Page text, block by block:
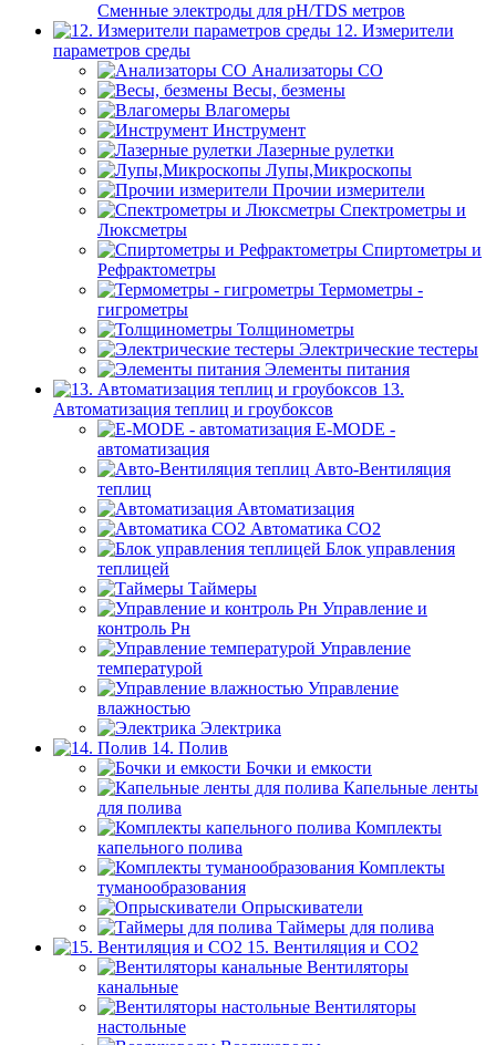
Сменные электроды для pH/TDS метров
12. Измерители
параметров среды
Анализаторы CO
Весы, безмены
Влагомеры
Инструмент
Лазерные рулетки
Лупы,Микроскопы
Прочии измерители
Спектрометры и
Люксметры
Спиртометры и
Рефрактометры
Термометры -
гигрометры
Толщинометры
Электрические тестеры
Элементы питания
13.
Автоматизация теплиц и гроубоксов
E-MODE -
автоматизация
Авто-Вентиляция
теплиц
Автоматизация
Автоматика СО2
Блок управления
теплицей
Таймеры
Управление и
контроль Рн
Управление
температурой
Управление
влажностью
Электрика
14. Полив
Бочки и емкости
Капельные ленты
для полива
Комплекты
капельного полива
Комплекты
туманообразования
Опрыскиватели
Таймеры для полива
15. Вентиляция и CO2
Вентиляторы
канальные
Вентиляторы
настольные